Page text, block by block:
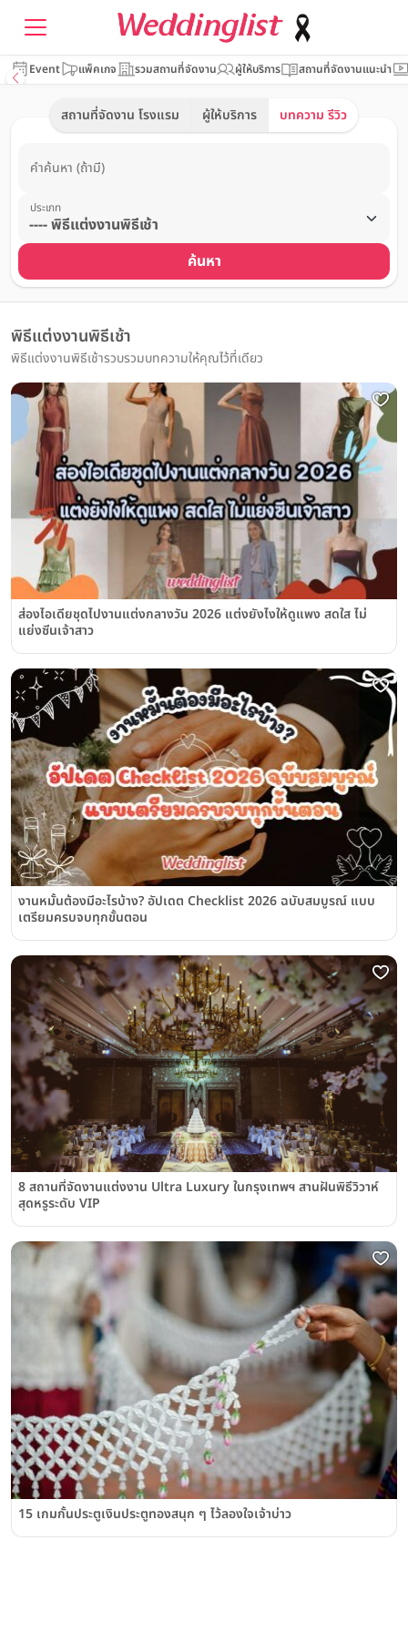
Event แพ็คเกจ รวมสถานที่จัดงาน ผู้ให้บริการ สถานที่จัดงานแนะนำ
สถานที่จัดงาน โรงแรม ผู้ให้บริการ บทความ รีวิว
คำค้นหา (ถ้ามี)
ประเภท
ค้นหา
พิธีแต่งงานพิธีเช้า
พิธีแต่งงานพิธีเช้ารวบรวมบทความให้คุณไว้ที่เดียว
ส่องไอเดียชุดไปงานแต่งกลางวัน 2026 แต่งยังไงให้ดูแพง สดใส ไม่
แย่งซีนเจ้าสาว
งานหมั้นต้องมีอะไรบ้าง? อัปเดต Checklist 2026 ฉบับสมบูรณ์ แบบ
เตรียมครบจบทุกขั้นตอน
8 สถานที่จัดงานแต่งงาน Ultra Luxury ในกรุงเทพฯ สานฝันพิธีวิวาห์
สุดหรูระดับ VIP
15 เกมกั้นประตูเงินประตูทองสนุก ๆ ไว้ลองใจเจ้าบ่าว